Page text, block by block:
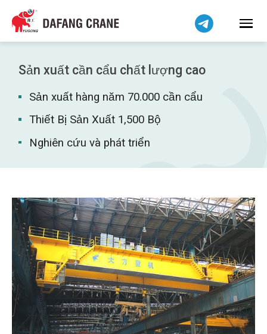
Sản xuất cần cẩu chất lượng cao
Sản xuất hàng năm 70.000 cần cẩu
Thiết Bị Sản Xuất 1,500 Bộ
Nghiên cứu và phát triển
हिन्दी
Bahasa Indonesia
Bahasa Melayu
简体中文
فارسی
Pilipino
اردو
Беларуская мова
Kiswahili
Dansk
Norsk
O‘zbekcha